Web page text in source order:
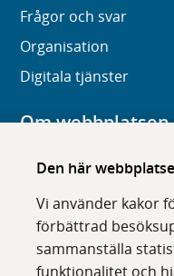
Den här
Vi använder kakor
förbättrad
sammanställa
funktionalitet och
Frågor och svar
Organisation
Digitala tjänster
Om webbplatsen
Om karolinska.se
Tillgänglighet
Om cookies